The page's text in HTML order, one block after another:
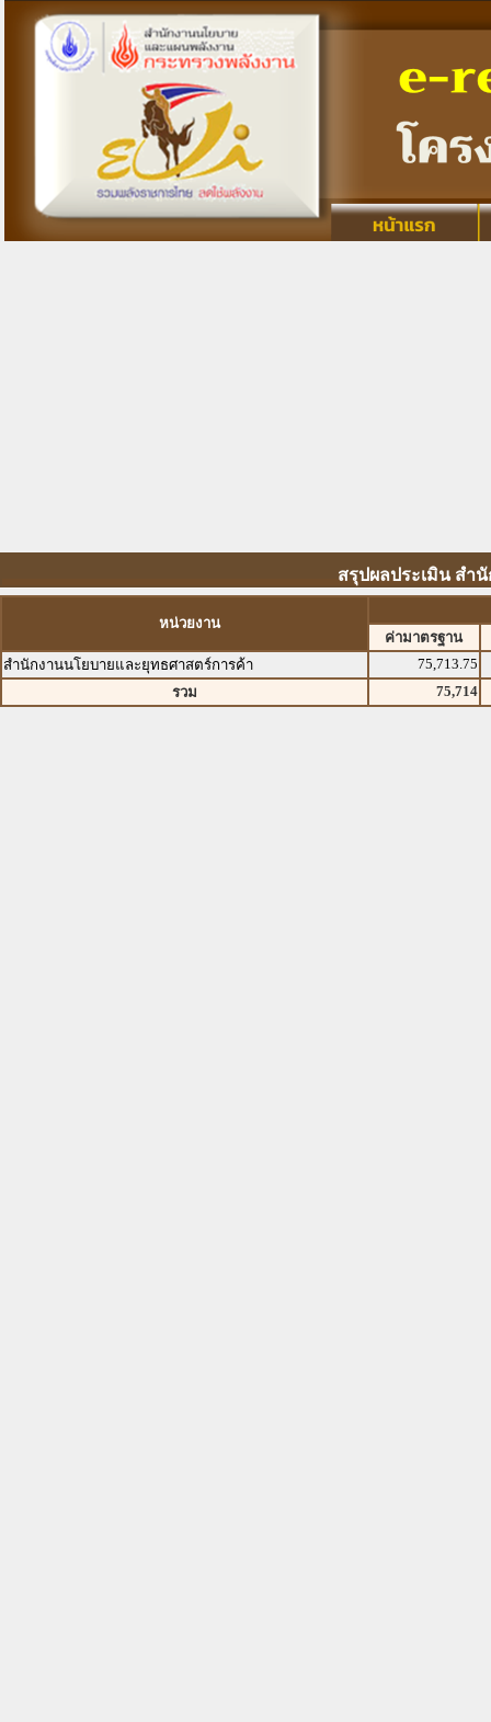
สรุปผลประเมิน สำ
หน่วยงาน
ค่ามาตรฐาน
สำนักงานนโยบายและยุทธศาสตร์การค้า
75,713.75
รวม
75,714